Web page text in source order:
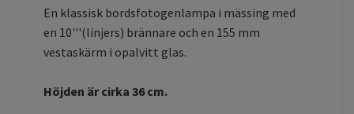
En klassisk bordsfotogenlampa i mässing med
en 10'''(linjers) brännare och en 155 mm
vestaskärm i opalvitt glas.
Höjden är cirka 36 cm.